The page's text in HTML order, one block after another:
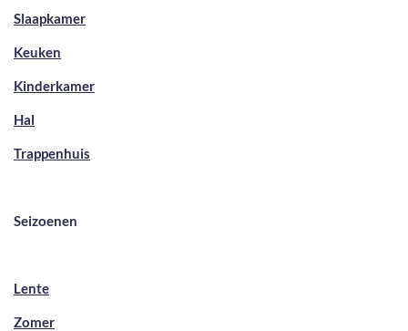
Slaapkamer
Keuken
Kinderkamer
Hal
Trappenhuis
Seizoenen
Lente
Zomer